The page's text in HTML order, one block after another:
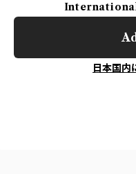
日本国内